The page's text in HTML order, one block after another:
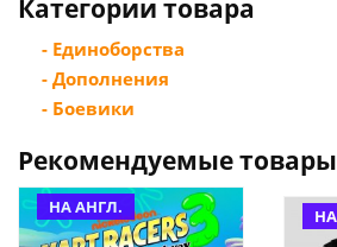
Категории товара
- Единоборства
- Дополнения
- Боевики
Рекомендуемые товары
НА АНГЛ.